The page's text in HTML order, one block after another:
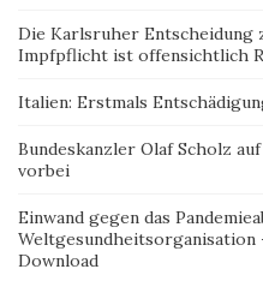
Die Karlsruher Entscheidung
Impfpflicht ist offensichtlich
Italien: Erstmals
Bundeskanzler Olaf Scholz
vorbei
Einwand gegen das
Weltgesundheitsorganisation
Download